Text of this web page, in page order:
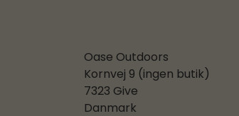
Oase Outdoors
Kornvej 9 (ingen butik)
7323 Give
Danmark